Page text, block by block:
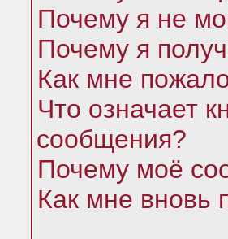
Почему я не
Почему я
Как мне
Что означает
сообщения?
Почему моё
Как мне вновь